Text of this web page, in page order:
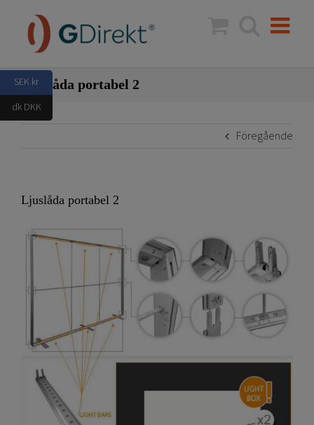
innehållet
Ljuslåda portabel 2
Föregående
Ljuslåda portabel 2
SEK kr
dk DKK